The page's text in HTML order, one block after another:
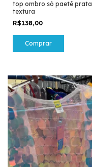
top ombro só paetê prata
textura
R$138,00
Comprar